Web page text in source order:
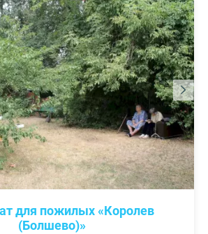
для пожилых «Королев
(Болшево)»